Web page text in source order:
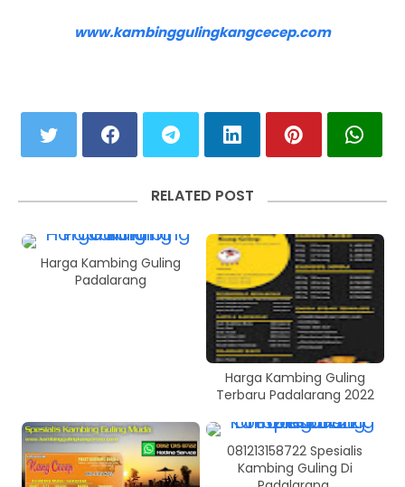
www.kambinggulingkangcecep.com
RELATED POST
Harga Kambing Guling
Padalarang
Harga Kambing Guling
Terbaru Padalarang 2022
081213158722 Spesialis
Kambing Guling Di